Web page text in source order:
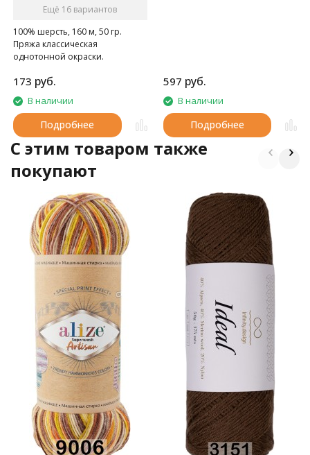
Ещё 16 вариантов
100% шерсть, 160 м, 50 гр.
Пряжа классическая
однотонной окраски.
173 руб.
В наличии
Подробнее
597 руб.
В наличии
Подробнее
C этим товаром также
покупают